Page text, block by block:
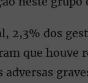
2,3% dos
que houve
adversas